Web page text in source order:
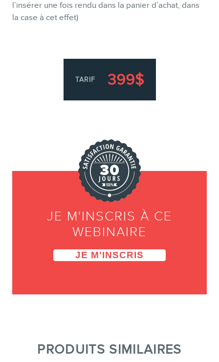
TARIF 399$
l’insérer une fois rendu dans la panier d’achat, dans
la case à cet effet)
JE M'INSCRIS À CE
WEBINAIRE
JE M'INSCRIS
PRODUITS SIMILAIRES